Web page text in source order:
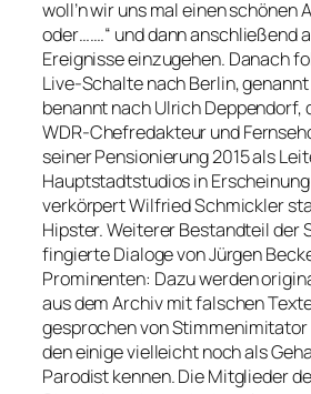
woll’n wir uns mal einen schönen
oder…….“ und dann anschließend
Ereignisse einzugehen. Danach
Live-Schalte nach Berlin, genannt
benannt nach Ulrich Deppendorf,
WDR-Chefredakteur und
seiner Pensionierung 2015 als
Hauptstadtstudios in
verkörpert Wilfried Schmickler
Hipster. Weiterer Bestandteil der
fingierte Dialoge von Jürgen
Prominenten: Dazu werden
aus dem Archiv mit falschen
gesprochen von Stimmenimitator
den einige vielleicht noch als
Parodist kennen. Die Mitglieder